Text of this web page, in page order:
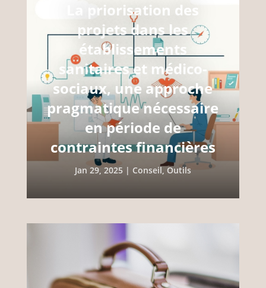
La priorisation des
projets dans les
établissements
sanitaires et médico-
sociaux, une approche
pragmatique nécessaire
en période de
contraintes financières
Jan 29, 2025| Conseil, Outils